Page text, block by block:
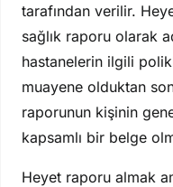
tarafından verilir.
sağlık raporu olarak
hastanelerin ilgili
muayene olduktan
raporunun kişinin
kapsamlı bir belge
Heyet raporu almak